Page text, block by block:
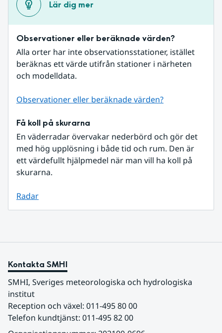
Lär dig mer
Observationer eller beräknade värden?
Alla orter har inte observationsstationer, istället
beräknas ett värde utifrån stationer i närheten
och modelldata.
Observationer eller beräknade värden?
Få koll på skurarna
En väderradar övervakar nederbörd och gör det
med hög upplösning i både tid och rum. Den är
ett värdefullt hjälpmedel när man vill ha koll på
skurarna.
Radar
Kontakta SMHI
SMHI, Sveriges meteorologiska och hydrologiska
institut
Reception och växel: 011-495 80 00
Telefon kundtjänst: 011-495 82 00